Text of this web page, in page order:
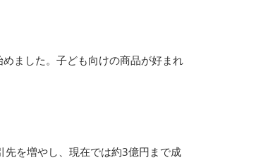
ました。子ども向けの商品が好まれ
先を増やし、現在では約3億円まで成